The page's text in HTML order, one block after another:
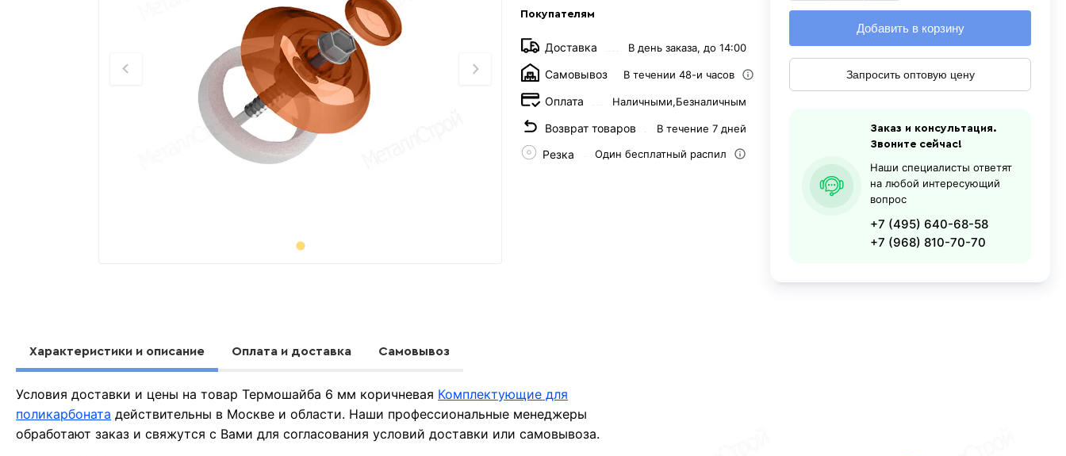
Покупателям
Доставка В день заказа, до 14:00
Самовывоз В течении 48-и часов
Оплата Наличными,Безналичным
Возврат товаров В течение 7 дней
Резка Один бесплатный распил
Добавить в корзину
Запросить оптовую цену
Заказ и консультация.
Звоните сейчас!
Наши специалисты ответят
на любой интересующий
вопрос
+7 (495) 640-68-58
+7 (968) 810-70-70
Характеристики и описание Оплата и доставка Самовывоз
Условия доставки и цены на товар Термошайба 6 мм коричневая Комплектующие для
поликарбоната действительны в Москве и области. Наши профессиональные менеджеры
обработают заказ и свяжутся с Вами для согласования условий доставки или самовывоза.